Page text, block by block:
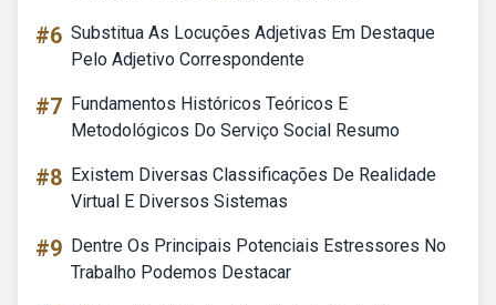
#6 Substitua As Locuções Adjetivas Em Destaque
Pelo Adjetivo Correspondente
#7 Fundamentos Históricos Teóricos E
Metodológicos Do Serviço Social Resumo
#8 Existem Diversas Classificações De Realidade
Virtual E Diversos Sistemas
#9 Dentre Os Principais Potenciais Estressores No
Trabalho Podemos Destacar